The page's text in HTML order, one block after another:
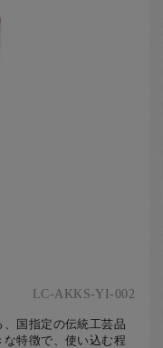
LC-AKKS-YI-002
国指定の伝統工芸品
特徴で、使い込む程